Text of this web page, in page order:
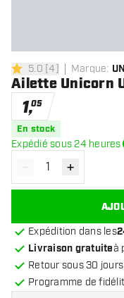
5 étoiles de notation
5.0 [4] Marque:
Ailette Unicorn
1,05
En stock
Expédié sous 24 heures
Diminuer la quantité
- +
Expédition dans les
Livraison gratuiteà
Retour sous 30 jours
Programme de